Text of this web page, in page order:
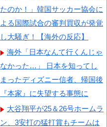
たのか！」韓国サッカー協会に
よる国際試合の審判買収が発覚
し大騒ぎ！【海外の反応】
海外「日本なんて行くんじゃ
なかった…」 日本を知ってし
まったディズニー信者、帰国後
『本家』に失望する事態に
大谷翔平が25＆26号ホームラ
ン、3安打の猛打賞もチームは